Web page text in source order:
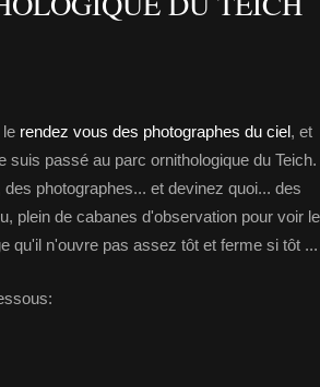
rendez vous des photographes du ciel, et
passé au parc ornithologique du Teich.
photographes... et devinez quoi... des
plein de cabanes d'observation pour voir
qu'il n'ouvre pas assez tôt et ferme si tôt ...